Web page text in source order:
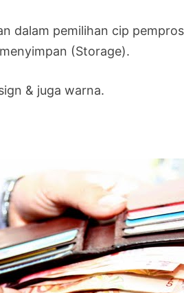
dalam pemilihan cip
(Storage).
& juga warna.